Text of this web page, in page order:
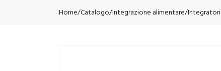
Home Catalogo/Integrazione alimentare/Integratori